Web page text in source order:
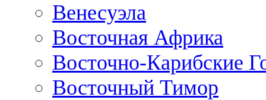
Венесуэла
Восточная Африка
Восточно-Карибские
Восточный Тимор